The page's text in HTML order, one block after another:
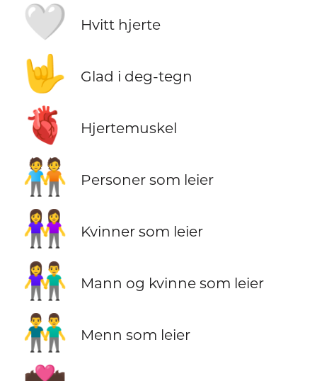
🤍 Hvitt hjerte
🤟 Glad i deg-tegn
🫀 Hjertemuskel
🧑‍🤝‍🧑 Personer som leier
👭 Kvinner som leier
👫 Mann og kvinne som leier
👬 Menn som leier